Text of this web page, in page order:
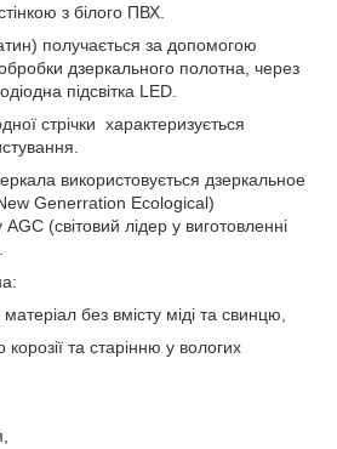
з білого ПВХ.
получається за допомогою
обробки дзеркального полотна, через
підсвітка LED.
стрічки характеризується
використовується дзеркальное
Generration Ecological)
(світовий лідер у виготовленні
без вмісту міді та свинцю,
корозії та старінню у вологих